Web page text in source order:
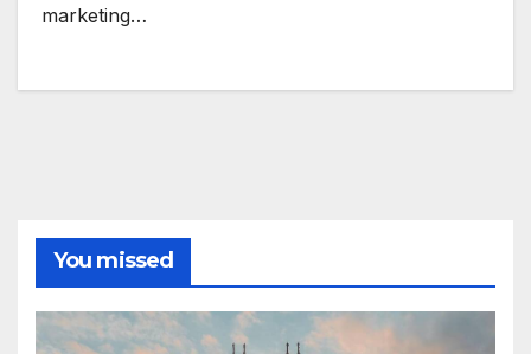
marketing…
You missed